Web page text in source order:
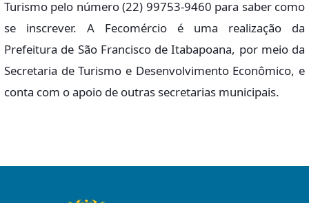
Turismo pelo número (22) 99753-9460 para saber como
se inscrever. A Fecomércio é uma realização da
Prefeitura de São Francisco de Itabapoana, por meio da
Secretaria de Turismo e Desenvolvimento Econômico, e
conta com o apoio de outras secretarias municipais.